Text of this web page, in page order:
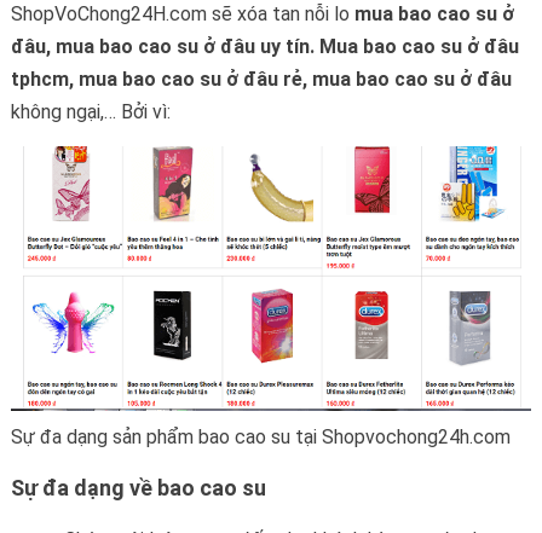
ShopVoChong24H.com sẽ xóa tan nỗi lo mua bao cao su ở
đâu, mua bao cao su ở đâuuy tín. Mua bao cao su ở đâu
tphcm, mua bao cao su ở đâurẻ, mua bao cao su ở đâu
không ngại,… Bởi vì:
Sự đa dạng sản phẩm bao cao su tại Shopvochong24h.com
Sự đa dạng về bao cao su